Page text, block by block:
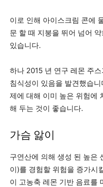
이로 인해 아이스크림 콘에
문 할 때 지붕을 뛰어 넘어
있습니다.
하나 2015 년 연구 레몬 주
침식성이 있음을 발견했습
제에 대해 이미 높은 위험에
해 두는 것이 좋습니다.
가슴 앓이
구연산에 의해 생성 된 높은
이)를 경험할 위험을 증가시
이 고농축 레몬 기반 음료를